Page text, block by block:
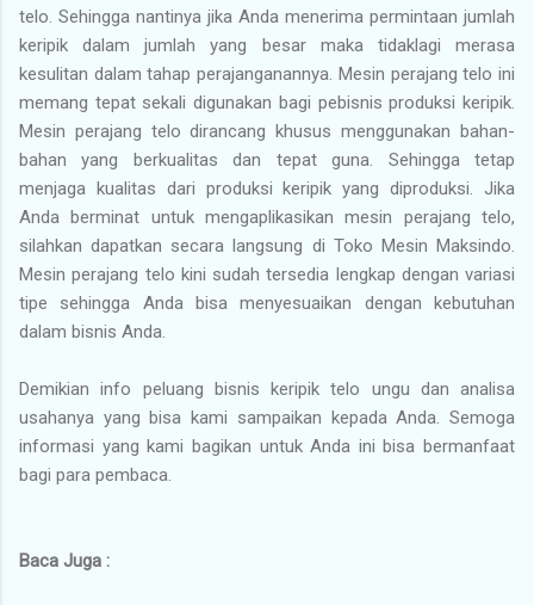
telo. Sehingga nantinya jika Anda menerima permintaan jumlah
keripik dalam jumlah yang besar maka tidaklagi merasa
kesulitan dalam tahap perajanganannya. Mesin perajang telo ini
memang tepat sekali digunakan bagi pebisnis produksi keripik.
Mesin perajang telo dirancang khusus menggunakan bahan-
bahan yang berkualitas dan tepat guna. Sehingga tetap
menjaga kualitas dari produksi keripik yang diproduksi. Jika
Anda berminat untuk mengaplikasikan mesin perajang telo,
silahkan dapatkan secara langsung di Toko Mesin Maksindo.
Mesin perajang telo kini sudah tersedia lengkap dengan variasi
tipe sehingga Anda bisa menyesuaikan dengan kebutuhan
dalam bisnis Anda.
Demikian info peluang bisnis keripik telo ungu dan analisa
usahanya yang bisa kami sampaikan kepada Anda. Semoga
informasi yang kami bagikan untuk Anda ini bisa bermanfaat
bagi para pembaca.
Baca Juga :